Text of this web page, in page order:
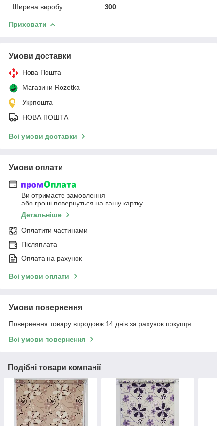
Ширина виробу
300
Приховати
Умови доставки
Нова Пошта
Магазини Rozetka
Укрпошта
НОВА ПОШТА
Всі умови доставки
Умови оплати
Ви отримаєте замовлення
або гроші повернуться на вашу картку
Детальніше
Оплатити частинами
Післяплата
Оплата на рахунок
Всі умови оплати
Умови повернення
Повернення товару впродовж 14 днів за рахунок покупця
Всі умови повернення
Подібні товари компанії